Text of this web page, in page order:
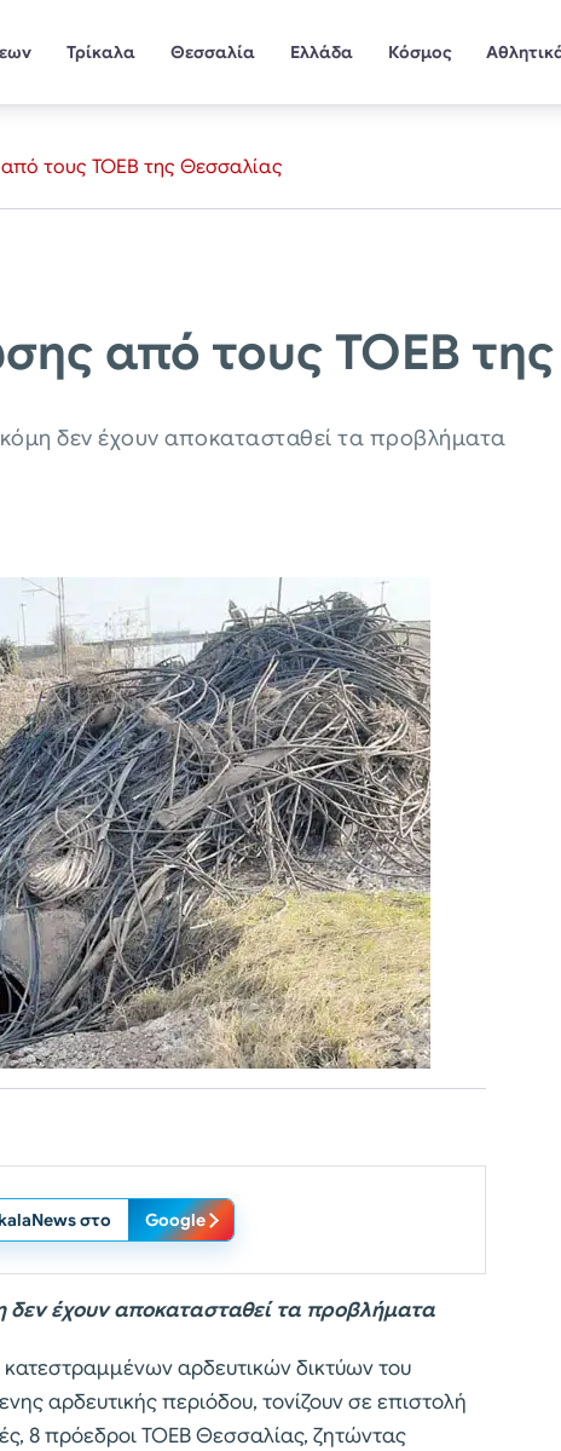
Τρίκαλα Θεσσαλία Ελλάδα Κόσμος
τους ΤΟΕΒ της Θεσσαλίας
από τους ΤΟΕΒ
δεν έχουν αποκατασταθεί τα προβλήματα
στο Google
δεν έχουν αποκατασταθεί τα προβλήματα
αρδευτικών δικτύων του
αρδευτικής περιόδου, τονίζουν σε επιστολή
8 πρόεδροι ΤΟΕΒ Θεσσαλίας, ζητώντας